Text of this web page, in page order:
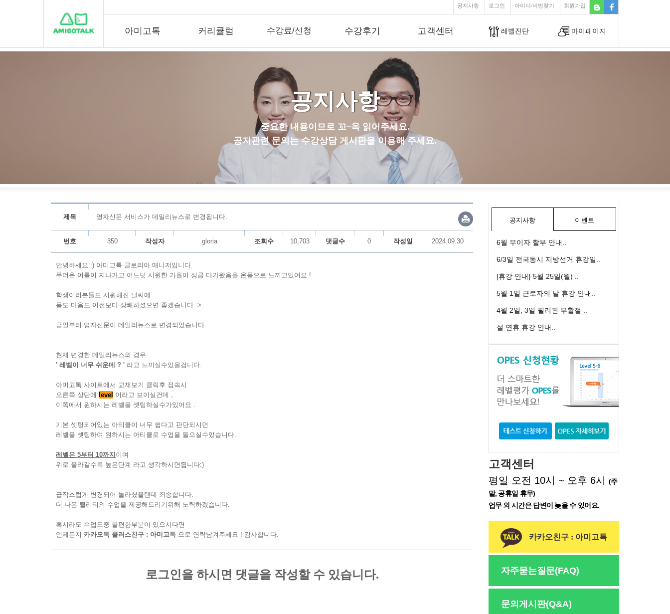
공지사항 로그인 아이디/비번찾기 회원가입
아미고톡 커리큘럼 수강료/신청 수강후기 고객센터 레벨진단 마이페이지
공지사항
중요한 내용이므로 꼬~옥 읽어주세요.
공지관련 문의는 수강상담 게시판을 이용해 주세요.
제목 영자신문 서비스가 데일리뉴스로 변경됩니다.
번호 350 작성자 gloria 조회수 10,703 댓글수 0 작성일 2024.09.30
안녕하세요 :) 아미고톡 글로리아 매니저입니다.
무더운 여름이 지나가고 어느덧 시원한 가을이 성큼 다가왔음을 온몸으로 느끼고있어요 !
학생여러분들도 시원해진 날씨에
몸도 마음도 이전보다 상쾌하셨으면 좋겠습니다 :>
금일부터 영자신문이 데일리뉴스로 변경되었습니다.
현재 변경한 데일리뉴스의 경우
' 레벨이 너무 쉬운데 ? ' 라고 느끼실수있을겁니다.
아미고톡 사이트에서 교재보기 클릭후 접속시
오른쪽 상단에
level 이라고 보이실건데 ,
이쪽에서 원하시는 레벨을 셋팅하실수가있어요 .
기본 셋팅되어있는 아티클이 너무 쉽다고 판단되시면
레벨을 셋팅하여 원하시는 아티클로 수업을 들으실수있습니다.
레벨은 5부터 10까지 이며
위로 올라갈수록 높은단계 라고 생각하시면됩니다:)
급작스럽게 변경되어 놀라셨을텐데 죄송합니다.
더 나은 퀄리티의 수업을 제공해드리기위해 노력하겠습니다.
혹시라도 수업도중 불편한부분이 있으시다면
언제든지 카카오톡 플러스친구 : 아미고톡 으로 연락남겨주세요 ! 감사합니다.
공지사항 이벤트
6월 무이자 할부 안내..
6/3일 전국동시 지방선거 휴강일..
[휴강 안내} 5월 25일(월) ..
5월 1일 근로자의 날 휴강 안내..
4월 2일, 3일 필리핀 부활절 ..
설 연휴 휴강 안내..
고객센터
평일 오전 10시 ~ 오후 6시
(주
말, 공휴일 휴무)
업무 외 시간은 답변이 늦을 수 있어요.
카카오친구 : 아미고톡
자주묻는질문(FAQ)
문의게시판(Q&A)